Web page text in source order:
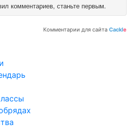
комментариев, станьте первым.
Комментарии для сайта Cackle